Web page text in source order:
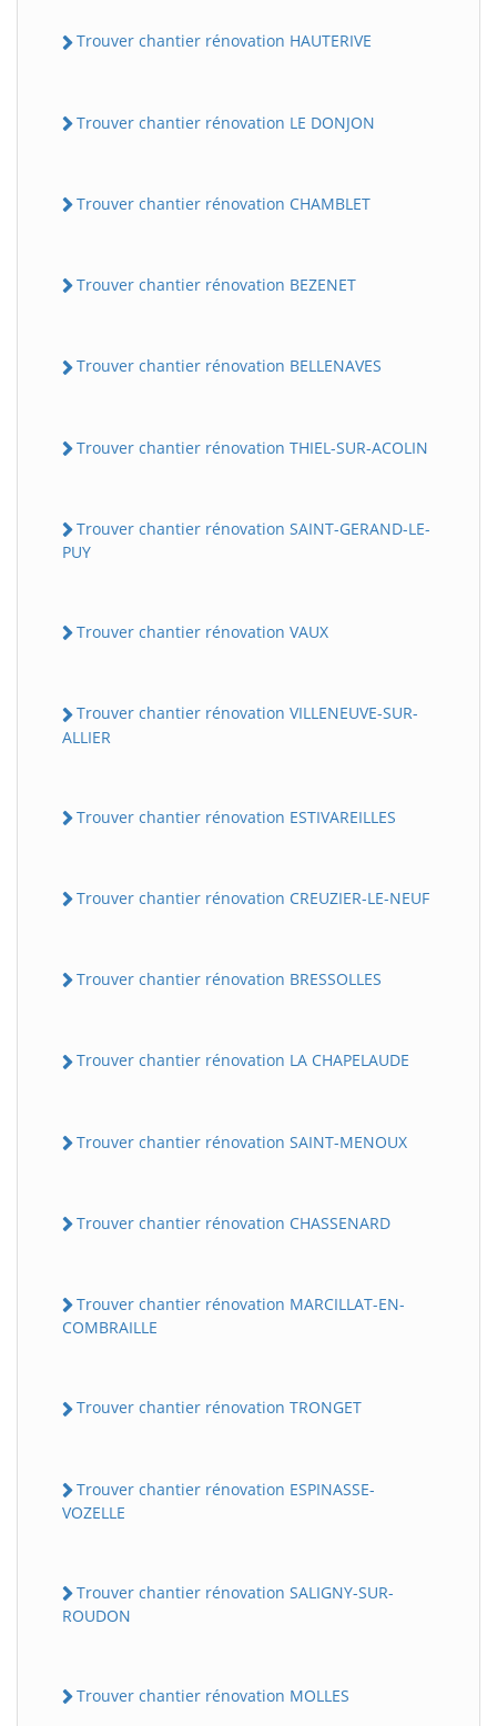
Trouver chantier rénovation HAUTERIVE
Trouver chantier rénovation LE DONJON
Trouver chantier rénovation CHAMBLET
Trouver chantier rénovation BEZENET
Trouver chantier rénovation BELLENAVES
Trouver chantier rénovation THIEL-SUR-ACOLIN
Trouver chantier rénovation SAINT-GERAND-LE-
PUY
Trouver chantier rénovation VAUX
Trouver chantier rénovation VILLENEUVE-SUR-
ALLIER
Trouver chantier rénovation ESTIVAREILLES
Trouver chantier rénovation CREUZIER-LE-NEUF
Trouver chantier rénovation BRESSOLLES
Trouver chantier rénovation LA CHAPELAUDE
Trouver chantier rénovation SAINT-MENOUX
Trouver chantier rénovation CHASSENARD
Trouver chantier rénovation MARCILLAT-EN-
COMBRAILLE
Trouver chantier rénovation TRONGET
Trouver chantier rénovation ESPINASSE-
VOZELLE
Trouver chantier rénovation SALIGNY-SUR-
ROUDON
Trouver chantier rénovation MOLLES